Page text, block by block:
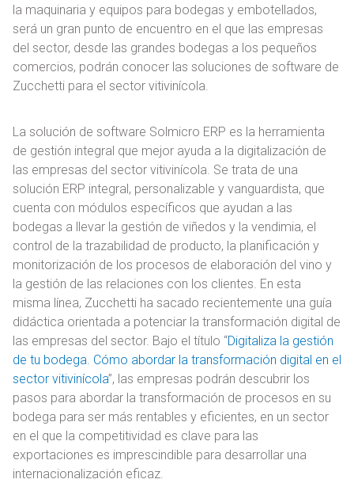
la maquinaria y equipos para bodegas y embotellados,
será un gran punto de encuentro en el que las empresas
del sector, desde las grandes bodegas a los pequeños
comercios, podrán conocer las soluciones de software de
Zucchetti para el sector vitivinícola.
La solución de software Solmicro ERP es la herramienta
de gestión integral que mejor ayuda a la digitalización de
las empresas del sector vitivinícola. Se trata de una
solución ERP integral, personalizable y vanguardista, que
cuenta con módulos específicos que ayudan a las
bodegas a llevar la gestión de viñedos y la vendimia, el
control de la trazabilidad de producto, la planificación y
monitorización de los procesos de elaboración del vino y
la gestión de las relaciones con los clientes. En esta
misma línea, Zucchetti ha sacado recientemente una guía
didáctica orientada a potenciar la transformación digital de
las empresas del sector. Bajo el título “Digitaliza la gestión
de tu bodega. Cómo abordar la transformación digital en el
sector vitivinícola”, las empresas podrán descubrir los
pasos para abordar la transformación de procesos en su
bodega para ser más rentables y eficientes, en un sector
en el que la competitividad es clave para las
exportaciones es imprescindible para desarrollar una
internacionalización eficaz.